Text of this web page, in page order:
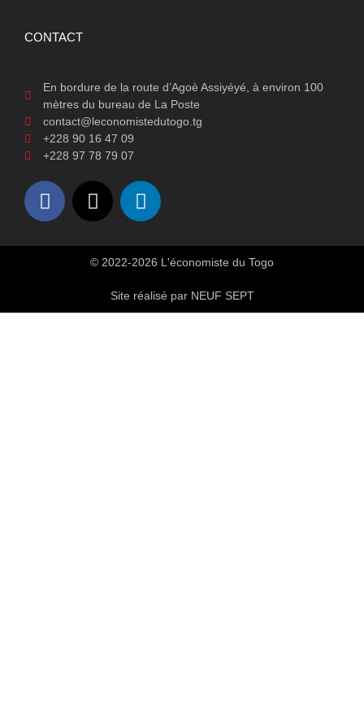
CONTACT
En bordure de la route d’Agoè Assiyéyé, à environ 100
mètres du bureau de La Poste
contact@leconomistedutogo.tg
+228 90 16 47 09
+228 97 78 79 07
© 2022-2026 L'économiste du Togo
Site réalisé par NEUF SEPT